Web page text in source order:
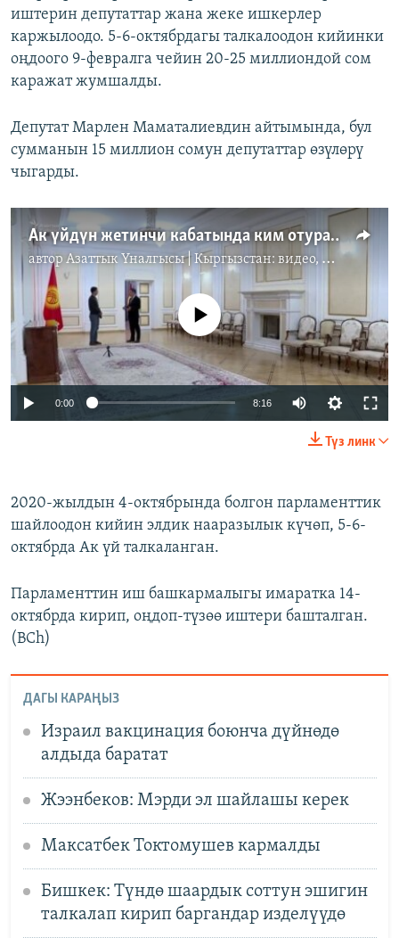
иштерин депутаттар жана жеке ишкерлер
каржылоодо. 5-6-октябрдагы талкалоодон кийинки
оңдоого 9-февралга чейин 20-25 миллиондой сом
каражат жумшалды.
Депутат Марлен Маматалиевдин айтымында, бул
сумманын 15 миллион сомун депутаттар өзүлөрү
чыгарды.
Ак үйдүн жетинчи кабатында ким отурат?
автор Азаттык Үналгысы | Кыргызстан: видео, фото, кабарлар
720p 1080p
No media source currently available
0:00 8:16
240p
720p
Түз линк
2020-жылдын 4-октябрында болгон парламенттик
шайлоодон кийин элдик нааразылык күчөп, 5-6-
октябрда Ак үй талкаланган.
Парламенттин иш башкармалыгы имаратка 14-
октябрда кирип, оңдоп-түзөө иштери башталган.
(BCh)
ДАГЫ КАРАҢЫЗ
Израил вакцинация боюнча дүйнөдө
алдыда баратат
Жээнбеков: Мэрди эл шайлашы керек
Максатбек Токтомушев кармалды
Бишкек: Түндө шаардык соттун эшигин
талкалап кирип баргандар изделүүдө